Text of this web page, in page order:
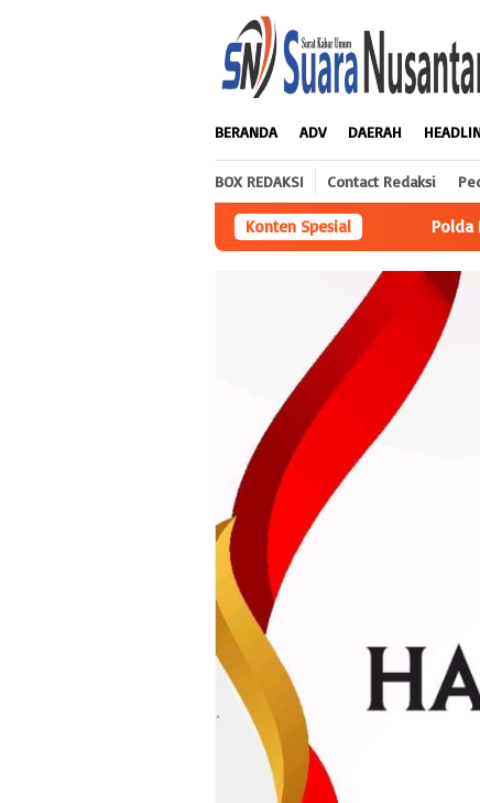
BERANDA ADV DAERAH
BOX REDAKSI Contact Redaksi
Konten Spesial
Polda Babel Resmi Tetapkan 4